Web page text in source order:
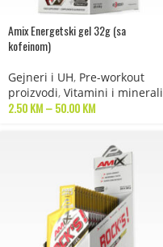
Amix Energetski gel 32g (sa
kofeinom)
Gejneri i UH, Pre-workout
proizvodi, Vitamini i minerali
2.50KM–50.00KM